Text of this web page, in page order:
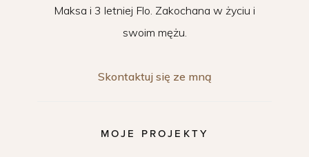
Maksa i 3 letniej Flo. Zakochana w życiu i
swoim mężu.
Skontaktuj się ze mną
MOJE PROJEKTY